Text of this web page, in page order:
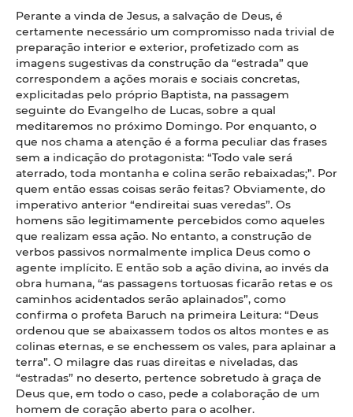
Perante a vinda de Jesus, a salvação de Deus, é
certamente necessário um compromisso nada trivial de
preparação interior e exterior, profetizado com as
imagens sugestivas da construção da “estrada” que
correspondem a ações morais e sociais concretas,
explicitadas pelo próprio Baptista, na passagem
seguinte do Evangelho de Lucas, sobre a qual
meditaremos no próximo Domingo. Por enquanto, o
que nos chama a atenção é a forma peculiar das frases
sem a indicação do protagonista: “Todo vale será
aterrado, toda montanha e colina serão rebaixadas;”. Por
quem então essas coisas serão feitas? Obviamente, do
imperativo anterior “endireitai suas veredas”. Os
homens são legitimamente percebidos como aqueles
que realizam essa ação. No entanto, a construção de
verbos passivos normalmente implica Deus como o
agente implícito. E então sob a ação divina, ao invés da
obra humana, “as passagens tortuosas ficarão retas e os
caminhos acidentados serão aplainados”, como
confirma o profeta Baruch na primeira Leitura: “Deus
ordenou que se abaixassem todos os altos montes e as
colinas eternas, e se enchessem os vales, para aplainar a
terra”. O milagre das ruas direitas e niveladas, das
“estradas” no deserto, pertence sobretudo à graça de
Deus que, em todo o caso, pede a colaboração de um
homem de coração aberto para o acolher.